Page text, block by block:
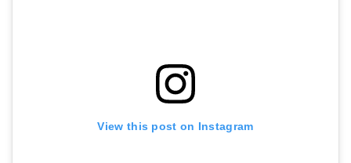
View this post on Instagram